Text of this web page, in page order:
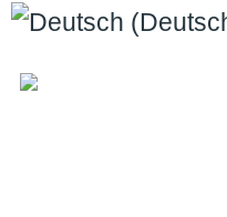
Sprache auswählen